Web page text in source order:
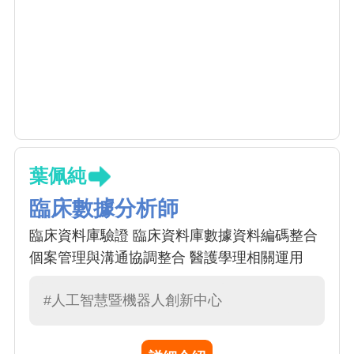
葉佩純
臨床數據分析師
臨床資料庫驗證 臨床資料庫數據資料編碼整合
個案管理與溝通協調整合 醫護學理相關運用
#人工智慧暨機器人創新中心